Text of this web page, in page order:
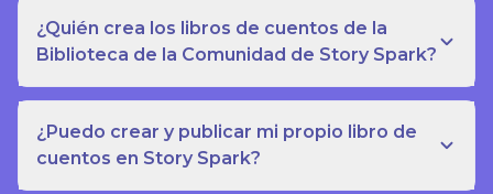
¿Quién crea los libros de cuentos de la
Biblioteca de la Comunidad de Story Spark?
¿Puedo crear y publicar mi propio libro de
cuentos en Story Spark?